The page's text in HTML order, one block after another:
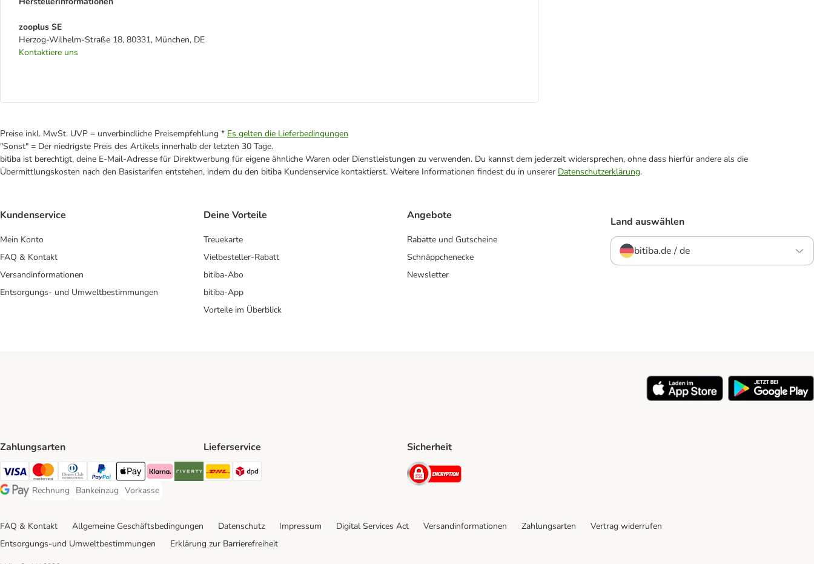
zooplus SE
Herzog-Wilhelm-Straße 18, 80331, München, DE
Kontaktiere uns
Preise inkl. MwSt. UVP = unverbindliche Preisempfehlung * Es gelten die Lieferbedingungen
"Sonst" = Der niedrigste Preis des Artikels innerhalb der letzten 30 Tage.
bitiba ist berechtigt, deine E-Mail-Adresse für Direktwerbung für eigene ähnliche Waren oder Dienstleistungen zu verwenden. Du kannst dem jederzeit widersprechen, ohne dass hierfür andere als die
Übermittlungskosten nach den Basistarifen entstehen, indem du den bitiba Kundenservice kontaktierst. Weitere Informationen findest du in unserer Datenschutzerklärung.
Kundenservice
Mein Konto
FAQ & Kontakt
Versandinformationen
Entsorgungs- und Umweltbestimmungen
Deine Vorteile
Treuekarte
Vielbesteller-Rabatt
bitiba-Abo
bitiba-App
Vorteile im Überblick
Angebote
Rabatte und Gutscheine
Schnäppchenecke
Newsletter
Land auswählen
bitiba.de / de
Zahlungsarten
Visa Payment Method
Mastercard Payment Method
Diners Club Payment Method
PayPal Payment Method
Apple Pay Payment Method
Klarna Payment Method
Riverty Payment Method
Google Pay Payment Method
Rechnung
Rechnung Payment Method
Bankeinzug
Bankeinzug Payment Method
Vorkasse
Vorkasse Payment Method
Lieferservice
DHL Shipping Method
Sicherheit
Security
FAQ & Kontakt Allgemeine Geschäftsbedingungen Datenschutz Impressum Digital Services Act Versandinformationen Zahlungsarten
Vertrag widerrufen
Entsorgungs-und Umweltbestimmungen
Erklärung zur Barrierefreiheit